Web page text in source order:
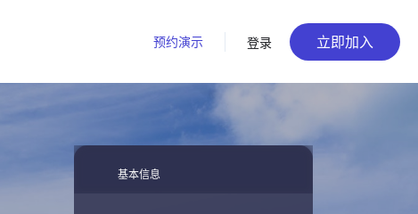
预约演示 登录 立即加入
基本信息